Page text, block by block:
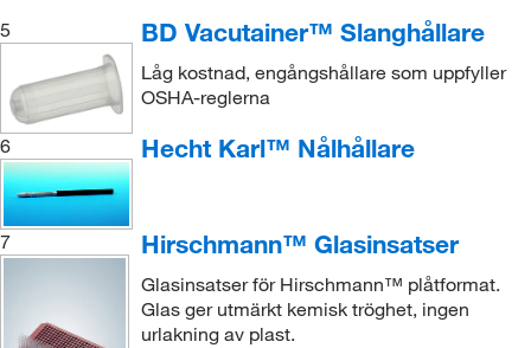
5
BD Vacutainer™ Slanghållare
Låg kostnad, engångshållare som uppfyller
OSHA-reglerna
6 Hecht Karl™ Nålhållare
7 Hirschmann™ Glasinsatser
Glasinsatser för Hirschmann™ plåtformat.
Glas ger utmärkt kemisk tröghet, ingen
urlakning av plast.